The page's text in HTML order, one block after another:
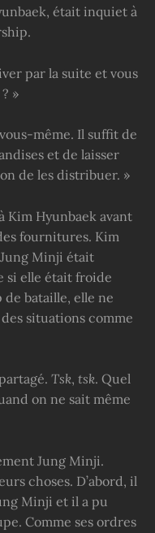
était inquiet à
par la suite et vous
»
même. Il suffit de
et de laisser
de les distribuer. »
Kim Hyunbaek avant
fournitures. Kim
Minji était
si elle était froide
bataille, elle ne
situations comme
Tsk, tsk. Quel
on ne sait même
Jung Minji.
choses. D’abord, il
Minji et il a pu
Comme ses ordres